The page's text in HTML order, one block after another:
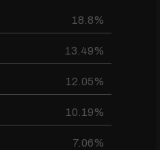
18.8%
13.49%
12.05%
10.19%
7.06%